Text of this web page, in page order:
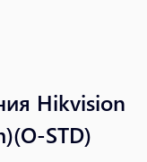
Hikvision
STD)